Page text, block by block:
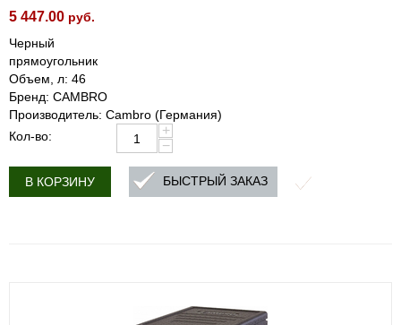
5 447.00 руб.
Черный
прямоугольник
Объем, л: 46
Бренд: CAMBRO
Производитель: Cambro (Германия)
Кол-во:
+
−
В КОРЗИНУ БЫСТРЫЙ ЗАКАЗ